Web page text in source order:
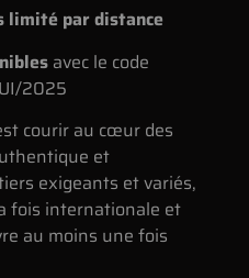
limité par distance
avec le code
2025
courir au cœur des
et
exigeants et variés,
fois internationale et
au moins une fois